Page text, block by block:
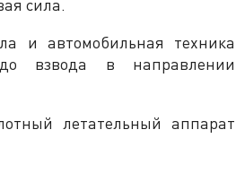
сила.
и автомобильная техника
взвода в направлении
летательный аппарат